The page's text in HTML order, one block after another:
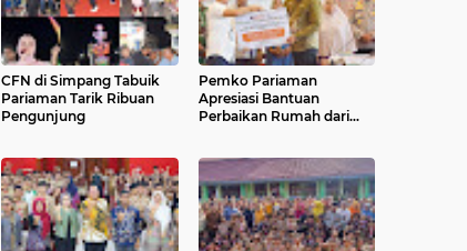
CFN di Simpang Tabuik
Pariaman Tarik Ribuan
Pengunjung
Pemko Pariaman
Apresiasi Bantuan
Perbaikan Rumah dari